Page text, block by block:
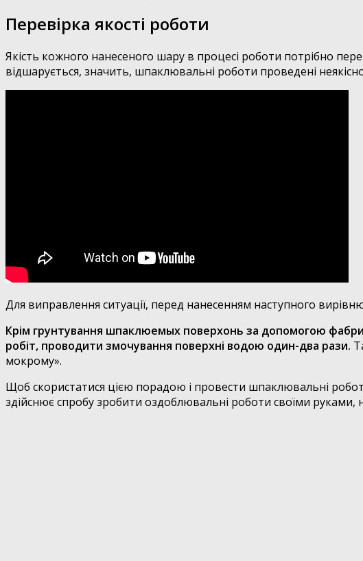
Перевірка якості роботи
Якість кожного нанесеного шару в процесі роботи потрібно
відшарується, значить, шпаклювальні роботи проведені
Для виправлення ситуації, перед нанесенням наступного
Крім грунтування шпаклюемых поверхонь за допомогою
робіт, проводити змочування поверхні водою один-два рази.
мокрому».
Щоб скористатися цією порадою і провести шпаклювальні
здійснює спробу зробити оздоблювальні роботи своїми руками,